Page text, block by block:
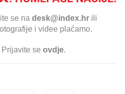
se na desk@index.hr ili
i videe plaćamo.
se ovdje.